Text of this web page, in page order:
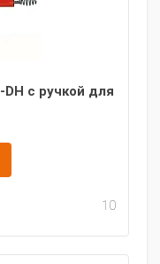
с ручкой для
10